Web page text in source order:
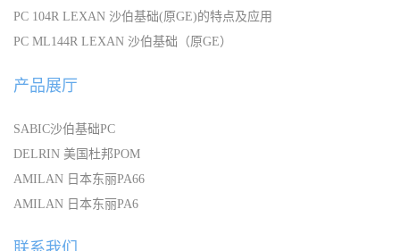
PC 104R LEXAN 沙伯基础(原GE)的特点及应用
PC ML144R LEXAN 沙伯基础（原GE）
产品展厅
SABIC沙伯基础PC
DELRIN 美国杜邦POM
AMILAN 日本东丽PA66
AMILAN 日本东丽PA6